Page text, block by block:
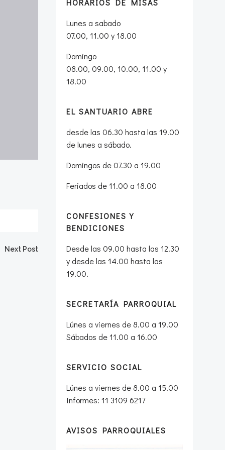
Next Post
HORARIOS DE MISAS
Lunes a sabado
07.00, 11.00 y 18.00
Domingo
08.00, 09.00, 10.00, 11.00 y
18.00
EL SANTUARIO ABRE
desde las 06.30 hasta las 19.00
de lunes a sábado.
Domingos de 07.30 a 19.00
Feriados de 11.00 a 18.00
CONFESIONES Y
BENDICIONES
Desde las 09.00 hasta las 12.30
y desde las 14.00 hasta las
19.00.
SECRETARÍA PARROQUIAL
Lúnes a viernes de 8.00 a 19.00
Sábados de 11.00 a 16.00
SERVICIO SOCIAL
Lúnes a viernes de 8.00 a 15.00
Informes: 11 3109 6217
AVISOS PARROQUIALES